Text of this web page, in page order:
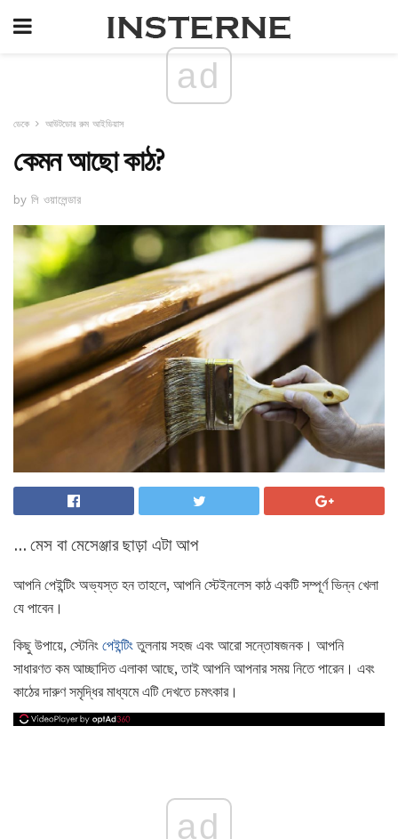
ad
ডেকে আউটডোর রুম আইডিয়াস
কেমন আছো কাঠ?
by লি ওয়ালেন্ডার
... মেস বা মেসেঞ্জার ছাড়া এটা আপ
আপনি পেইন্টিং অভ্যস্ত হন তাহলে, আপনি স্টেইনলেস কাঠ একটি সম্পূর্ণ ভিন্ন খেলা
যে পাবেন।
কিছু উপায়ে, স্টেনিং পেইন্টিংতুলনায় সহজ এবং আরো সন্তোষজনক। আপনি
সাধারণত কম আচ্ছাদিত এলাকা আছে, তাই আপনি আপনার সময় নিতে পারেন। এবং
কাঠের দারুণ সমৃদ্ধির মাধ্যমে এটি দেখতে চমৎকার।
ad